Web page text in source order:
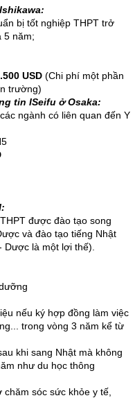
bị tốt nghiệp THPT trở
5 năm;
USD (Chi phí một phần
trường)
tin ISeifu ở Osaka:
ngành có liên quan đến Y
được đào tạo song
và đào tạo tiếng Nhật
là một lợi thế).
nếu ký hợp đồng làm việc
trong vòng 3 năm kể từ
khi sang Nhật mà không
như du học thông
sóc sức khỏe y tế,